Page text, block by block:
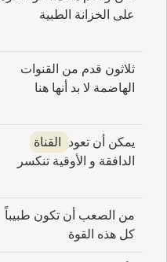
على الخزانة الطبية
ثلاثون قدم من القنوات
الهاضمة لا بد أنها هنا
يمكن أن تعود
القناة
الدافقة و الأوقية تنكسر
من الصعب أن تكون طبيباً
كل هذه القوة